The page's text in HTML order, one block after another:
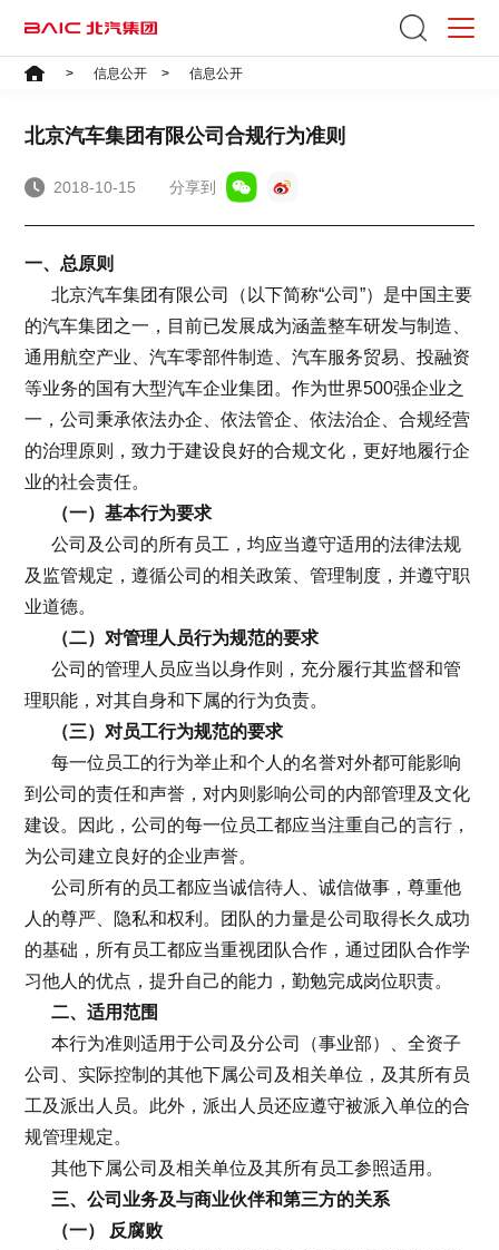
首页 > 信息公开 > 信息公开
北京汽车集团有限公司合规行为准则
2018-10-15 分享到
一、总原则
北京汽车集团有限公司（以下简称“公司”）是中国主要
的汽车集团之一，目前已发展成为涵盖整车研发与制造、
通用航空产业、汽车零部件制造、汽车服务贸易、投融资
等业务的国有大型汽车企业集团。作为世界500强企业之
一，公司秉承依法办企、依法管企、依法治企、合规经营
的治理原则，致力于建设良好的合规文化，更好地履行企
业的社会责任。
（一）基本行为要求
公司及公司的所有员工，均应当遵守适用的法律法规
及监管规定，遵循公司的相关政策、管理制度，并遵守职
业道德。
（二）对管理人员行为规范的要求
公司的管理人员应当以身作则，充分履行其监督和管
理职能，对其自身和下属的行为负责。
（三）对员工行为规范的要求
每一位员工的行为举止和个人的名誉对外都可能影响
到公司的责任和声誉，对内则影响公司的内部管理及文化
建设。因此，公司的每一位员工都应当注重自己的言行，
为公司建立良好的企业声誉。
公司所有的员工都应当诚信待人、诚信做事，尊重他
人的尊严、隐私和权利。团队的力量是公司取得长久成功
的基础，所有员工都应当重视团队合作，通过团队合作学
习他人的优点，提升自己的能力，勤勉完成岗位职责。
二、适用范围
本行为准则适用于公司及分公司（事业部）、全资子
公司、实际控制的其他下属公司及相关单位，及其所有员
工及派出人员。此外，派出人员还应遵守被派入单位的合
规管理规定。
其他下属公司及相关单位及其所有员工参照适用。
三、公司业务及与商业伙伴和第三方的关系
（一） 反腐败